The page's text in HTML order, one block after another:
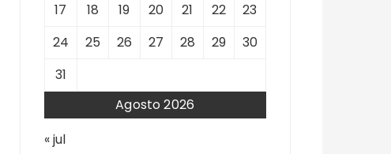
Agosto 2026
17
18 19 20 21 22
23
24
25 26 27 28 29
30
31
« jul